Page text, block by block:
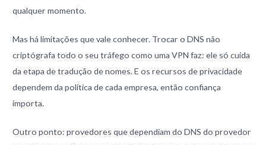
qualquer momento.
Mas há limitações que vale conhecer. Trocar o DNS não
criptógrafa todo o seu tráfego como uma VPN faz: ele só cuida
da etapa de tradução de nomes. E os recursos de privacidade
dependem da política de cada empresa, então confiança
importa.
Outro ponto: provedores que dependiam do DNS do provedor